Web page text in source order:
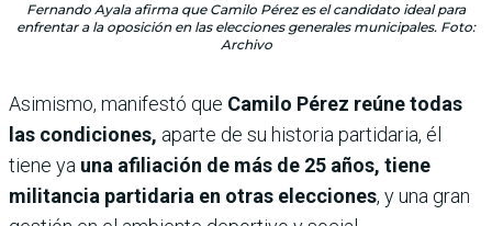
Fernando Ayala afirma que Camilo Pérez es el candidato ideal para
enfrentar a la oposición en las elecciones generales municipales. Foto:
Archivo
Asimismo, manifestó que Camilo Pérez reúne todas
las condiciones, aparte de su historia partidaria, él
tiene ya una afiliación de más de 25 años, tiene
militancia partidaria en otras elecciones, y una gran